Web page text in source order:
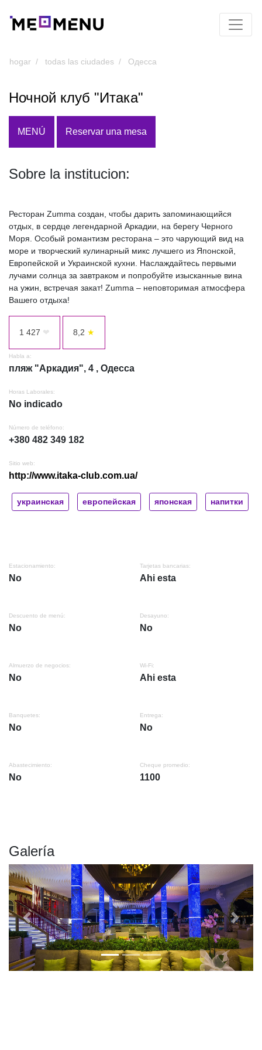
hogar todas las ciudades Одесса
Ночной клуб "Итака"
MENÚ Reservar una mesa
Sobre la institucion:
Ресторан Zumma создан, чтобы дарить запоминающийся
отдых, в сердце легендарной Аркадии, на берегу Черного
Моря. Особый романтизм ресторана – это чарующий вид на
море и творческий кулинарный микс лучшего из Японской,
Европейской и Украинской кухни. Наслаждайтесь первыми
лучами солнца за завтраком и попробуйте изысканные вина
на ужин, встречая закат! Zumma – неповторимая атмосфера
Вашего отдыха!
1 427 ❤ 8,2 ★
Habla a:
пляж "Аркадия", 4 , Одесса
Horas Laborales:
No indicado
Número de teléfono:
+380 482 349 182
Sitio web:
http://www.itaka-club.com.ua/
украинская европейская японская напитки
Estacionamiento:
No
Tarjetas bancarias:
Ahi esta
Descuento de menú:
No
Desayuno:
No
Almuerzo de negocios:
No
Wi-Fi:
Ahi esta
Banquetes:
No
Entrega:
No
Abastecimiento:
No
Cheque promedio:
1100
Galería
Previous Next